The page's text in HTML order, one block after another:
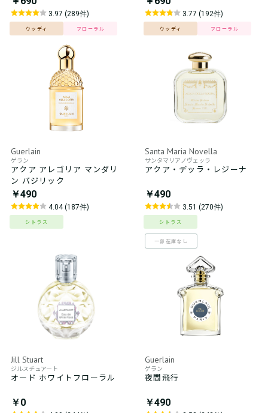
3.97 (289件)
ウッディ フローラル
3.77 (192件)
ウッディ フローラル
Guerlain
ゲラン
アクア アレゴリア マンダリ
ン バジリック
￥490
4.04 (187件)
シトラス
Santa Maria Novella
サンタマリアノヴェッラ
アクア・デッラ・レジーナ
￥490
3.51 (270件)
シトラス
一部在庫なし
Jill Stuart
ジルスチュアート
オード ホワイトフローラル
￥0
Guerlain
ゲラン
夜間飛行
￥490